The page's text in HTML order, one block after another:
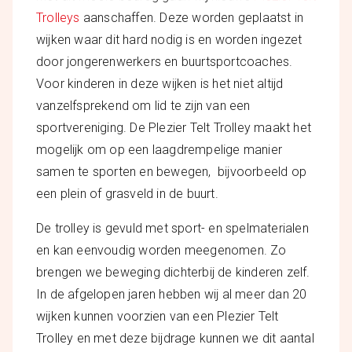
Trolleys aanschaffen. Deze worden geplaatst in
wijken waar dit hard nodig is en worden ingezet
door jongerenwerkers en buurtsportcoaches.
Voor kinderen in deze wijken is het niet altijd
vanzelfsprekend om lid te zijn van een
sportvereniging. De Plezier Telt Trolley maakt het
mogelijk om op een laagdrempelige manier
samen te sporten en bewegen, bijvoorbeeld op
een plein of grasveld in de buurt.
De trolley is gevuld met sport- en spelmaterialen
en kan eenvoudig worden meegenomen. Zo
brengen we beweging dichterbij de kinderen zelf.
In de afgelopen jaren hebben wij al meer dan 20
wijken kunnen voorzien van een Plezier Telt
Trolley en met deze bijdrage kunnen we dit aantal